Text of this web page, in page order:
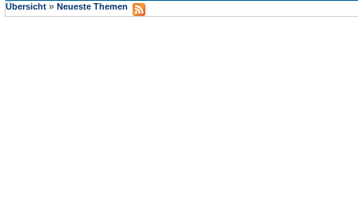
Übersicht » Neueste Themen